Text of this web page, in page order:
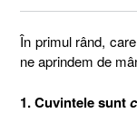
În primul rând,
ne aprindem de
1. Cuvintele sunt